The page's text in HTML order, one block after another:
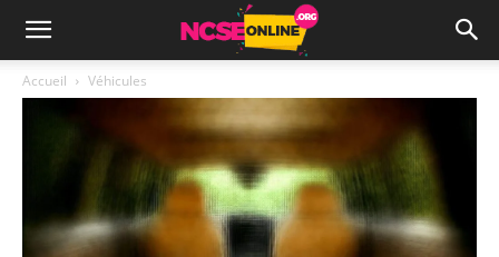
Accueil Véhicules